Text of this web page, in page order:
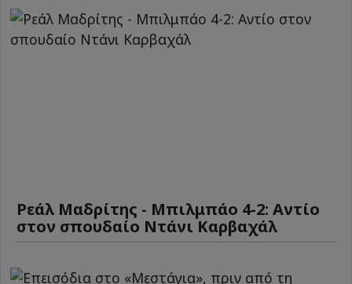
Ρεάλ Μαδρίτης - Μπιλμπάο 4-2: Αντίο
στον σπουδαίο Ντάνι Καρβαχάλ